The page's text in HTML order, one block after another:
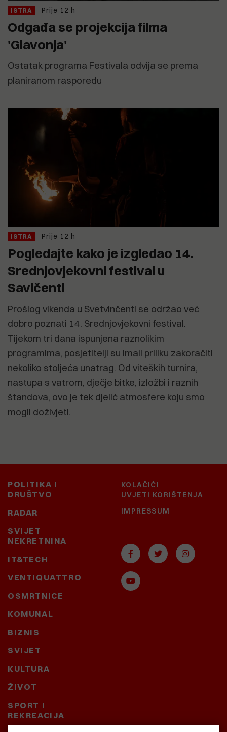
ISTRA Prije 12 h
Odgađa se projekcija filma
'Glavonja'
Ostatak programa Festivala odvija se prema
planiranom rasporedu
ISTRA Prije 12 h
Pogledajte kako je izgledao 14.
Srednjovjekovni festival u
Savičenti
Prošlog vikenda u Svetvinčenti se održao već
dobro poznati 14. Srednjovjekovni festival.
Tijekom tri dana ispunjena raznolikim
programima, posjetitelji su imali priliku zakoračiti
nekoliko stoljeća unatrag. Od viteških turnira,
nastupa s vatrom, dječje bitke, izložbi i raznih
štandova, ovo je tek djelić atmosfere koju smo
mogli doživjeti.
POLITIKA I
DRUŠTVO
RADAR
SVIJET
NEKRETNINA
IT&TECH
VENTIQUATTRO
OSMRTNICE
KOMUNAL
BIZNIS
SVIJET
KULTURA
ŽIVOT
SPORT I
REKREACIJA
KOLAČIĆI
UVJETI KORIŠTENJA
IMPRESSUM